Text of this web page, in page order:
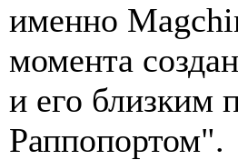
именно
момента
и его
Раппопортом".